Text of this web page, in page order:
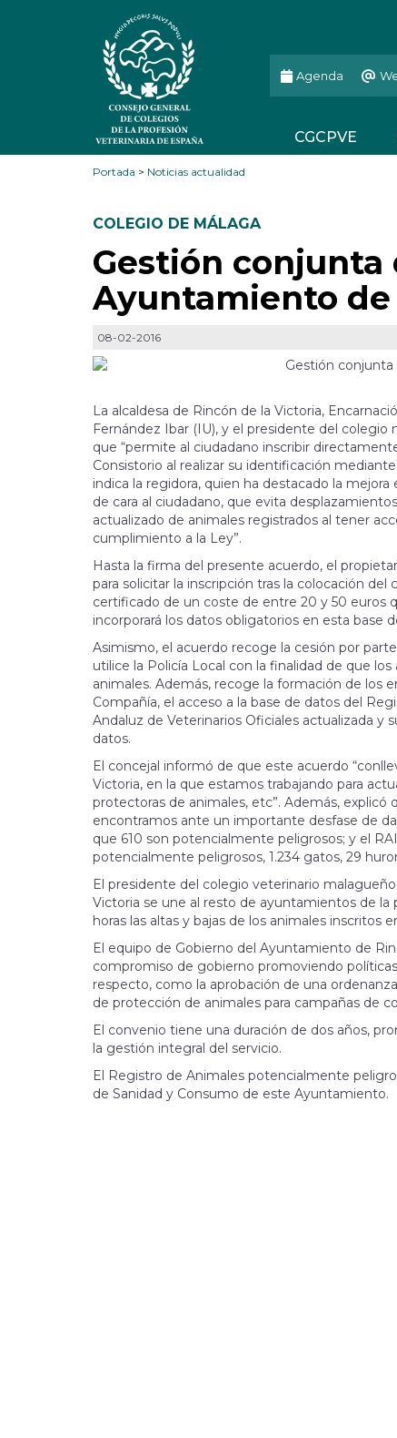
Agenda
CGCPVE
Portada > Noticias actualidad
COLEGIO DE MÁLAGA
Gestión conjunta
Ayuntamiento de
08-02-2016
La alcaldesa de Rincón de la Victoria,
Fernández Ibar (IU), y el presidente del colegio
que “permite al ciudadano inscribir
Consistorio al realizar su identificación
indica la regidora, quien ha destacado la
de cara al ciudadano, que evita
actualizado de animales registrados al tener
cumplimiento a la Ley”.
Hasta la firma del presente acuerdo, el
para solicitar la inscripción tras la colocación
certificado de un coste de entre 20 y 50 euros
incorporará los datos obligatorios en esta base
Asimismo, el acuerdo recoge la cesión por
utilice la Policía Local con la finalidad de que
animales. Además, recoge la formación de los
Compañía, el acceso a la base de datos del
Andaluz de Veterinarios Oficiales actualizada y
datos.
El concejal informó de que este acuerdo
Victoria, en la que estamos trabajando para
protectoras de animales, etc”. Además,
encontramos ante un importante desfase de
que 610 son potencialmente peligrosos; y el
potencialmente peligrosos, 1.234 gatos, 29
El presidente del colegio veterinario
Victoria se une al resto de ayuntamientos de
horas las altas y bajas de los animales inscritos
El equipo de Gobierno del Ayuntamiento de
compromiso de gobierno promoviendo
respecto, como la aprobación de una
de protección de animales para campañas de
El convenio tiene una duración de dos años,
la gestión integral del servicio.
El Registro de Animales potencialmente
de Sanidad y Consumo de este Ayuntamiento.